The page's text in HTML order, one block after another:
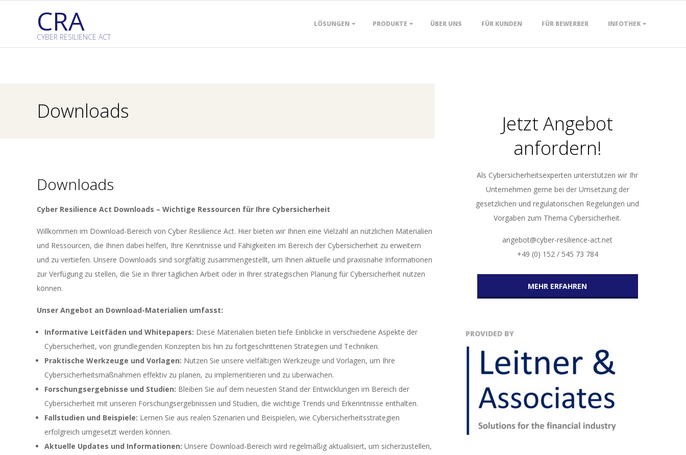
CRA
CYBER RESILIENCE ACT
LÖSUNGEN PRODUKTE ÜBER UNS FÜR KUNDEN FÜR BEWERBER INFOTHEK
Downloads
Downloads
Cyber Resilience Act Downloads – Wichtige Ressourcen für Ihre Cybersicherheit
Willkommen im Download-Bereich von Cyber Resilience Act. Hier bieten wir Ihnen eine Vielzahl an nützlichen Materialien
und Ressourcen, die Ihnen dabei helfen, Ihre Kenntnisse und Fähigkeiten im Bereich der Cybersicherheit zu erweitern
und zu vertiefen. Unsere Downloads sind sorgfältig zusammengestellt, um Ihnen aktuelle und praxisnahe Informationen
zur Verfügung zu stellen, die Sie in Ihrer täglichen Arbeit oder in Ihrer strategischen Planung für Cybersicherheit nutzen
können.
Unser Angebot an Download-Materialien umfasst:
Informative Leitfäden und Whitepapers: Diese Materialien bieten tiefe Einblicke in verschiedene Aspekte der
Cybersicherheit, von grundlegenden Konzepten bis hin zu fortgeschrittenen Strategien und Techniken.
Praktische Werkzeuge und Vorlagen: Nutzen Sie unsere vielfältigen Werkzeuge und Vorlagen, um Ihre
Cybersicherheitsmaßnahmen effektiv zu planen, zu implementieren und zu überwachen.
Forschungsergebnisse und Studien: Bleiben Sie auf dem neuesten Stand der Entwicklungen im Bereich der
Cybersicherheit mit unseren Forschungsergebnissen und Studien, die wichtige Trends und Erkenntnisse enthalten.
Fallstudien und Beispiele: Lernen Sie aus realen Szenarien und Beispielen, wie Cybersicherheitsstrategien
erfolgreich umgesetzt werden können.
Aktuelle Updates und Informationen: Unsere Download-Bereich wird regelmäßig aktualisiert, um sicherzustellen,
Jetzt Angebot
anfordern!
Als Cybersicherheitsexperten unterstützen wir Ihr
Unternehmen gerne bei der Umsetzung der
gesetzlichen und regulatorischen Regelungen und
Vorgaben zum Thema Cybersicherheit.
angebot@cyber-resilience-act.net
+49 (0) 152 / 545 73 784
MEHR ERFAHREN
PROVIDED BY